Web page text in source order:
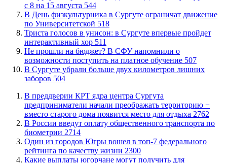
с 8 на 15 августа 544
​В День физкультурника в Сургуте ограничат движение
по Университетской 518
​Триста голосов в унисон: в Сургуте впервые пройдет
интерактивный хор 511
Не прошли на бюджет? В СФУ напомнили о
возможности поступить на платное обучение 507
​В Сургуте убрали больше двух километров лишних
заборов 504
​В преддверии КРТ ядра центра Сургута
предприниматели начали преображать территорию −
вместо старого дома появится место для отдыха 2762
В России введут оплату общественного транспорта по
биометрии 2714
Один из городов Югры вошел в топ-7 федерального
рейтинга по качеству жизни 2300
Какие выплаты югорчане могут получить для